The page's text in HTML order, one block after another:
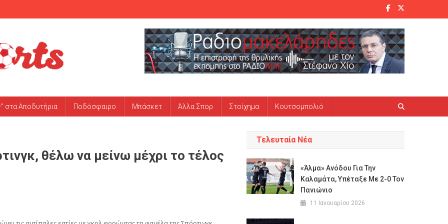
στα Αποδυτήρια Ποδόσφαιρο Μπάσκετ Άλλα Σπορ Στοίχημα Κουτσομπολιό
θέλω να μείνω μέχρι το τέλος
Τελευταία Νέα
«Άλμα» Ανόδου Για Την
Καλαμάτα, Υπέταξε Με 2-0 Τον
Πανιώνιο
11 Ιανουαρίου 2026